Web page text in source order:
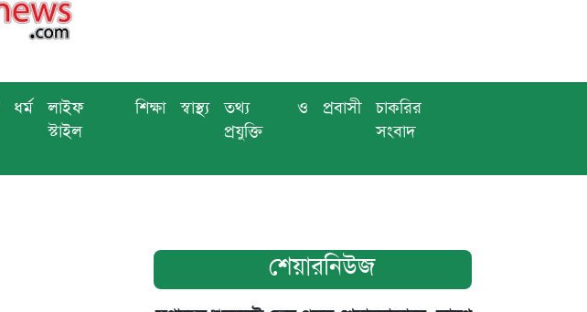
ধর্ম
লাইফ
স্টাইল
শিক্ষা স্বাস্থ্য
তথ্য ও
প্রযুক্তি
প্রবাসী
চাকরির
সংবাদ
শেয়ারনিউজ